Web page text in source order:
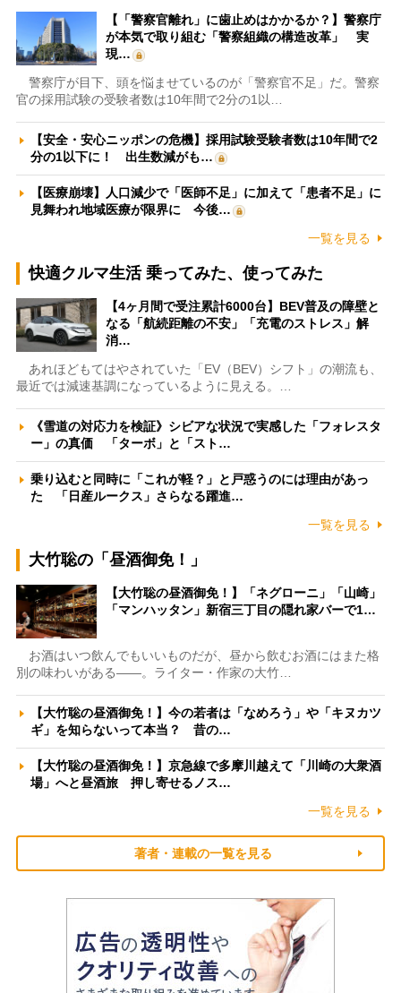
【「警察官離れ」に歯止めはかかるか？】警察庁
が本気で取り組む「警察組織の構造改革」 実
現…
警察庁が目下、頭を悩ませているのが「警察官不足」だ。警察
官の採用試験の受験者数は10年間で2分の1以…
【安全・安心ニッポンの危機】採用試験受験者数は10年間で2
分の1以下に！ 出生数減がも…
【医療崩壊】人口減少で「医師不足」に加えて「患者不足」に
見舞われ地域医療が限界に 今後…
一覧を見る
快適クルマ生活 乗ってみた、使ってみた
【4ヶ月間で受注累計6000台】BEV普及の障壁と
なる「航続距離の不安」「充電のストレス」解
消…
あれほどもてはやされていた「EV（BEV）シフト」の潮流も、
最近では減速基調になっているように見える。…
《雪道の対応力を検証》シビアな状況で実感した「フォレスタ
ー」の真価 「ターボ」と「スト…
乗り込むと同時に「これが軽？」と戸惑うのには理由があっ
た 「日産ルークス」さらなる躍進…
一覧を見る
大竹聡の「昼酒御免！」
【大竹聡の昼酒御免！】「ネグローニ」「山崎」
「マンハッタン」新宿三丁目の隠れ家バーで1…
お酒はいつ飲んでもいいものだが、昼から飲むお酒にはまた格
別の味わいがある――。ライター・作家の大竹…
【大竹聡の昼酒御免！】今の若者は「なめろう」や「キヌカツ
ギ」を知らないって本当？ 昔の…
【大竹聡の昼酒御免！】京急線で多摩川越えて「川崎の大衆酒
場」へと昼酒旅 押し寄せるノス…
一覧を見る
著者・連載の一覧を見る